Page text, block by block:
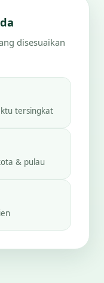
disesuaikan
tersingkat
& pulau